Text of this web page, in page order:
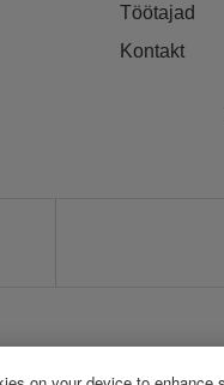
Töötajad
Kontakt